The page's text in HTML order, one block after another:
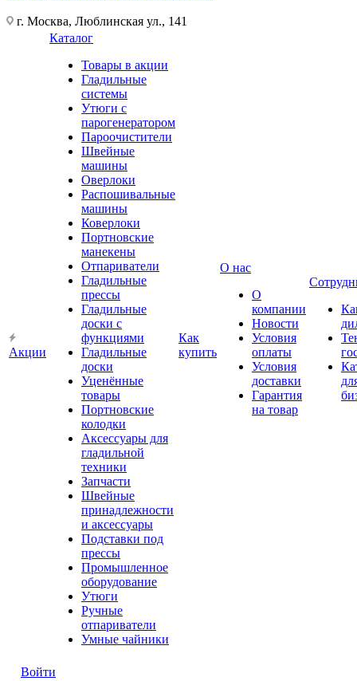
г. Москва, Люблинская ул., 141
Акции
Каталог
Товары в акции
Гладильные
системы
Утюги с
парогенератором
Пароочистители
Швейные
машины
Оверлоки
Распошивальные
машины
Коверлоки
Портновские
манекены
Отпариватели
Гладильные
прессы
Гладильные
доски с
функциями
Гладильные
доски
Уценённые
товары
Портновские
колодки
Аксессуары для
гладильной
техники
Запчасти
Швейные
принадлежности
и аксессуары
Подставки под
прессы
Промышленное
оборудование
Утюги
Ручные
отпариватели
Умные чайники
Как
купить
О нас
О
компании
Новости
Условия
оплаты
Условия
доставки
Гарантия
на товар
Войти